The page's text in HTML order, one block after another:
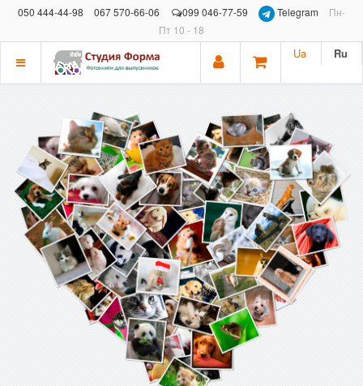
050 444-44-98 067 570-66-06 099 046-77-59 Telegram
Пн-
Пт 10 - 18
Показать
Ua Ru